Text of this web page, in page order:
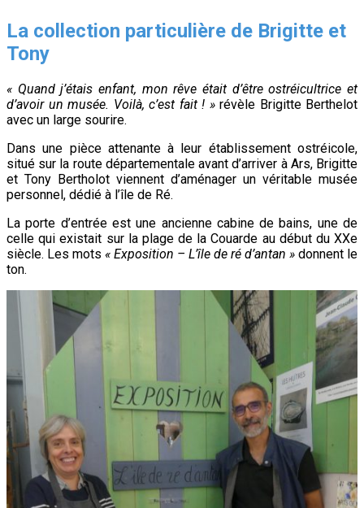
La collection particulière de Brigitte et
Tony
« Quand j’étais enfant, mon rêve était d’être ostréicultrice et
d’avoir un musée. Voilà, c’est fait ! »révèle Brigitte Berthelot
avec un large sourire.
Dans une pièce attenante à leur établissement ostréicole,
situé sur la route départementale avant d’arriver à Ars, Brigitte
et Tony Bertholot viennent d’aménager un véritable musée
personnel, dédié à l’île de Ré.
La porte d’entrée est une ancienne cabine de bains, une de
celle qui existait sur la plage de la Couarde au début du XXe
siècle. Les mots « Exposition – L’île de ré d’antan » donnent le
ton.